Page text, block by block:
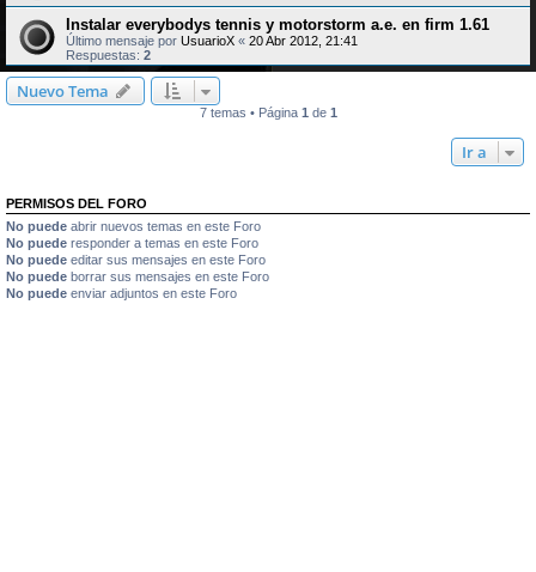
Instalar everybodys tennis y motorstorm a.e. en firm 1.61
Último mensaje por UsuarioX « 20 Abr 2012, 21:41
Respuestas: 2
Nuevo Tema
7 temas • Página 1 de 1
Ir a
PERMISOS DEL FORO
No puede abrir nuevos temas en este Foro
No puede responder a temas en este Foro
No puede editar sus mensajes en este Foro
No puede borrar sus mensajes en este Foro
No puede enviar adjuntos en este Foro